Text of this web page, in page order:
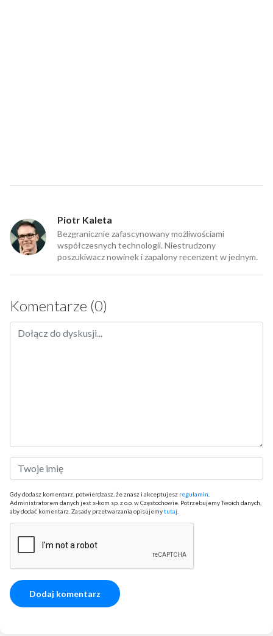
Piotr Kaleta
Bezgranicznie zafascynowany możliwościami
współczesnych technologii. Niestrudzony
poszukiwacz nowinek i zapalony recenzent w jednym.
Komentarze (0)
Gdy dodasz komentarz, potwierdzasz, że znasz i akceptujesz regulamin
Administratorem danych jest x-kom sp. z o.o. w Częstochowie. Potrzebujemy Twoich danych,
aby dodać komentarz. Zasady przetwarzania opisujemytutaj